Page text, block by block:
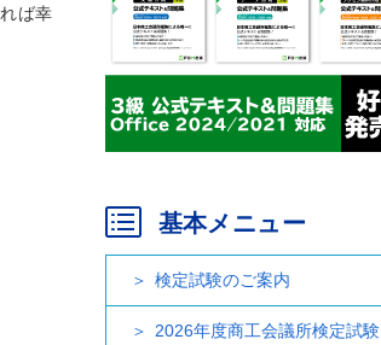
ば幸
基本メニュー
検定試験のご案内
2026年度商工会議所検定試験